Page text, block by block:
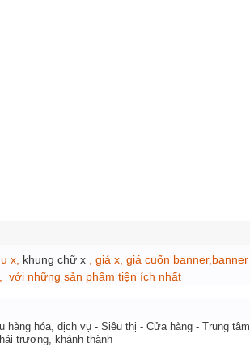
x khung chữ x giá x giá cuốn banner, banner
với những sản phẩm tiện ích nhất
hóa, dịch vụ - Siêu thị - Cửa hàng - Trung tâm
trương, khánh thành